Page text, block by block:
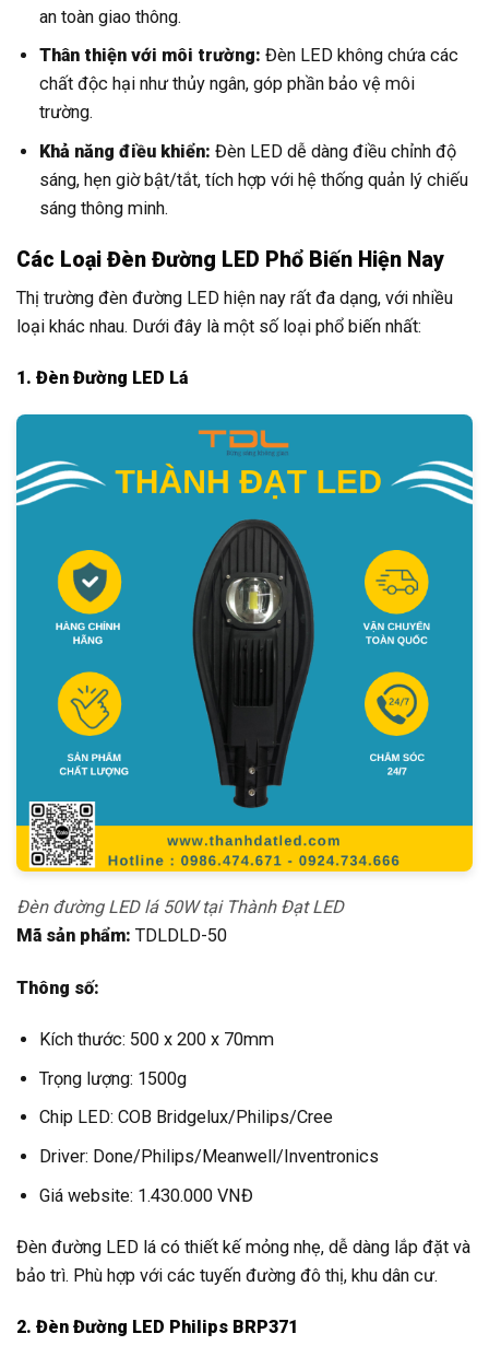
an toàn giao thông.
Thân thiện với môi trường: Đèn LED không chứa các
chất độc hại như thủy ngân, góp phần bảo vệ môi
trường.
Khả năng điều khiển: Đèn LED dễ dàng điều chỉnh độ
sáng, hẹn giờ bật/tắt, tích hợp với hệ thống quản lý chiếu
sáng thông minh.
Các Loại Đèn Đường LED Phổ Biến Hiện Nay
Thị trường đèn đường LED hiện nay rất đa dạng, với nhiều
loại khác nhau. Dưới đây là một số loại phổ biến nhất:
1. Đèn Đường LED Lá
Đèn đường LED lá 50W tại Thành Đạt LED
Mã sản phẩm: TDLDLD-50
Thông số:
Kích thước: 500 x 200 x 70mm
Trọng lượng: 1500g
Chip LED: COB Bridgelux/Philips/Cree
Driver: Done/Philips/Meanwell/Inventronics
Giá website: 1.430.000 VNĐ
Đèn đường LED lá có thiết kế mỏng nhẹ, dễ dàng lắp đặt và
bảo trì. Phù hợp với các tuyến đường đô thị, khu dân cư.
2. Đèn Đường LED Philips BRP371